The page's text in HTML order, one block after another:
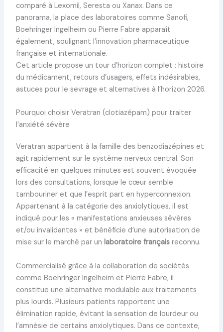
comparé à Lexomil, Seresta ou Xanax. Dans ce
panorama, la place des laboratoires comme Sanofi,
Boehringer Ingelheim ou Pierre Fabre apparaît
également, soulignant l’innovation pharmaceutique
française et internationale.
Cet article propose un tour d’horizon complet : histoire
du médicament, retours d’usagers, effets indésirables,
astuces pour le sevrage et alternatives à l’horizon 2026.
Pourquoi choisir Veratran (clotiazépam) pour traiter
l’anxiété sévère
Veratran appartient à la famille des benzodiazépines et
agit rapidement sur le système nerveux central. Son
efficacité en quelques minutes est souvent évoquée
lors des consultations, lorsque le cœur semble
tambouriner et que l’esprit part en hyperconnexion.
Appartenant à la catégorie des anxiolytiques, il est
indiqué pour les « manifestations anxieuses sévères
et/ou invalidantes » et bénéficie d’une autorisation de
mise sur le marché par un laboratoire françaisreconnu.
Commercialisé grâce à la collaboration de sociétés
comme Boehringer Ingelheim et Pierre Fabre, il
constitue une alternative modulable aux traitements
plus lourds. Plusieurs patients rapportent une
élimination rapide, évitant la sensation de lourdeur ou
l’amnésie de certains anxiolytiques. Dans ce contexte,